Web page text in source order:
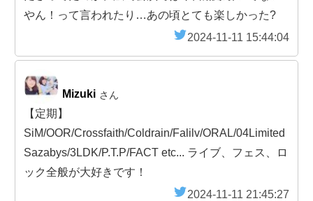
やん！って言われたり…あの頃とても楽しかった?
2024-11-11 15:44:04
Mizuki さん
【定期】
SiM/OOR/Crossfaith/Coldrain/Falilv/ORAL/04Limited
Sazabys/3LDK/P.T.P/FACT etc... ライブ、フェス、ロ
ック全般が大好きです！
2024-11-11 21:45:27